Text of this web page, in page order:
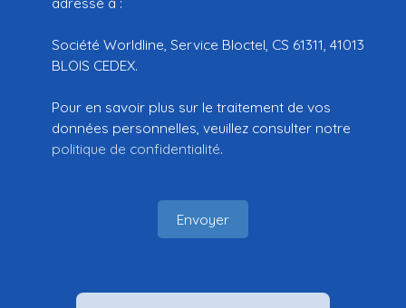
Société Worldline, Service Bloctel, CS 61311, 41013
BLOIS CEDEX.
Pour en savoir plus sur le traitement de vos
données personnelles, veuillez consulter notre
politique de confidentialité.
Envoyer